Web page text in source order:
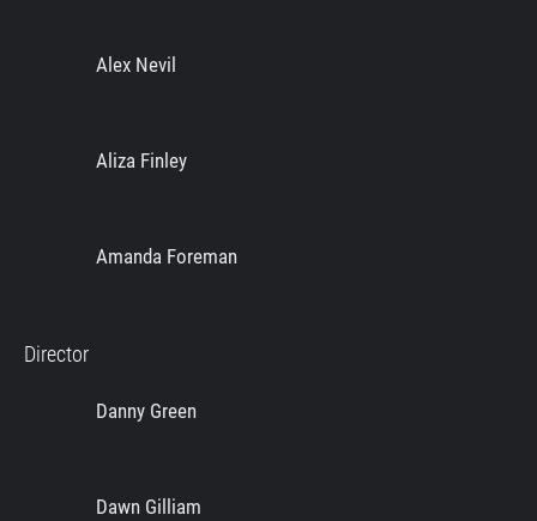
Alex Nevil
Aliza Finley
Amanda Foreman
Director
Danny Green
Dawn Gilliam